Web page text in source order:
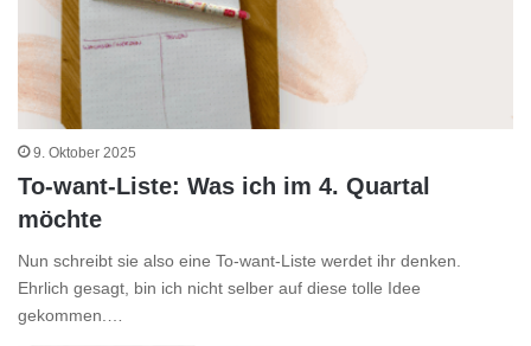
9. Oktober 2025
To-want-Liste: Was ich im 4. Quartal
möchte
Nun schreibt sie also eine To-want-Liste werdet ihr denken.
Ehrlich gesagt, bin ich nicht selber auf diese tolle Idee
gekommen.…